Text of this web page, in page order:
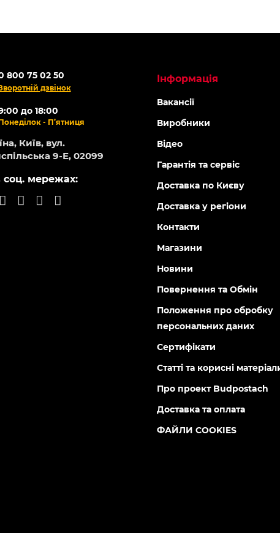
800 75 02 50
дзвінок
до 18:00
- П’ятниця
Київ, вул.
9-Е, 02099
мережах:
Інформація
Вакансії
Виробники
Відео
Гарантія та сервіс
Доставка по Києву
Доставка у регіони
Контакти
Магазини
Новини
Повернення та Обмін
Положення про обробку
персональних даних
Сертифікати
Статті та корисні
Про проект Budpostach
Доставка та оплата
ФАЙЛИ COOKIES